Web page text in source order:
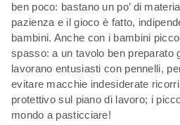
ben poco: bastano un po’ di
pazienza e il gioco è fatto,
bambini. Anche con i bambini
spasso: a un tavolo ben preparato
lavorano entusiasti con pennelli,
evitare macchie indesiderate
protettivo sul piano di lavoro; i
mondo a pasticciare!